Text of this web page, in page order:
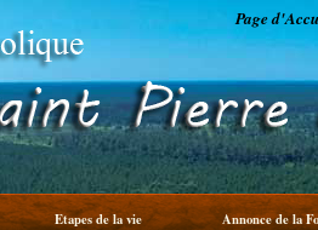
Page
Etapes de la vie Annonce de la